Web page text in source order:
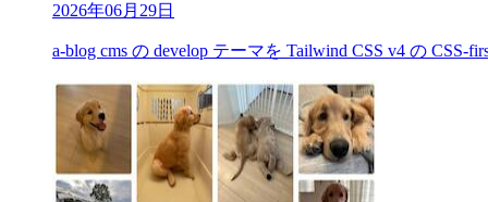
2026年06月29日
a-blog cms の develop テーマを Tailwind CSS v4 の CSS-